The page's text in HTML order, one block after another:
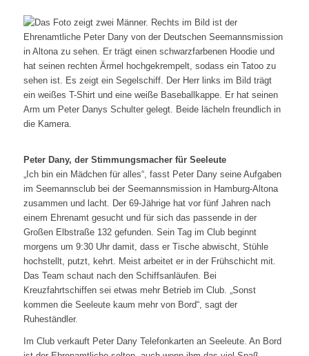
Peter Dany, der Stimmungsmacher für Seeleute
„Ich bin ein Mädchen für alles“, fasst Peter Dany seine Aufgaben
im Seemannsclub bei der Seemannsmission in Hamburg-Altona
zusammen und lacht. Der 69-Jährige hat vor fünf Jahren nach
einem Ehrenamt gesucht und für sich das passende in der
Großen Elbstraße 132 gefunden. Sein Tag im Club beginnt
morgens um 9:30 Uhr damit, dass er Tische abwischt, Stühle
hochstellt, putzt, kehrt. Meist arbeitet er in der Frühschicht mit.
Das Team schaut nach den Schiffsanläufen. Bei
Kreuzfahrtschiffen sei etwas mehr Betrieb im Club. „Sonst
kommen die Seeleute kaum mehr von Bord“, sagt der
Ruheständler.
Im Club verkauft Peter Dany Telefonkarten an Seeleute. An Bord